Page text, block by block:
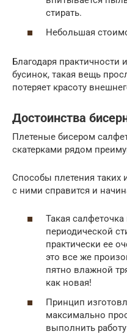
стирать.
Небольшая
Благодаря практичности
бусинок, такая вещь
потеряет красоту
Достоинства
Плетеные бисером
скатерками рядом
Способы плетения
с ними справится и
Такая
периодической
практически ее
это все же
пятно влажной
как новая!
Принцип
максимально
выполнить